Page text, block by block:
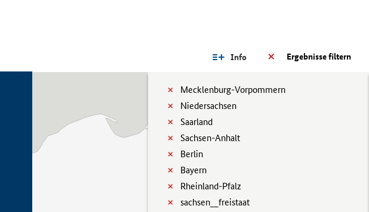
Ergebnisse filtern
Info
Mecklenburg-Vorpommern
Niedersachsen
Saarland
Sachsen-Anhalt
Berlin
Bayern
Rheinland-Pfalz
sachsen__freistaat